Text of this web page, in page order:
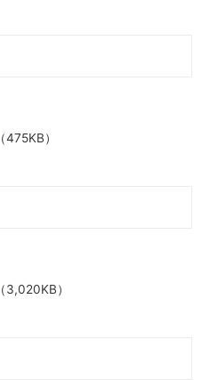
（475KB）
（3,020KB）